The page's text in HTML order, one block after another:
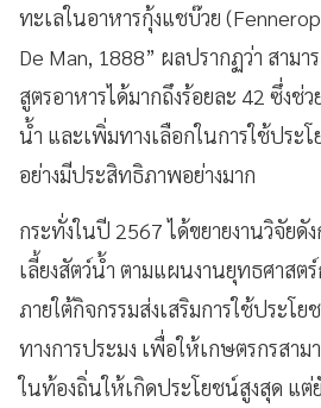
ทะเลในอาหารกุ้งแชบ๊วย
De Man, 1888” ผลปรากฏว่า สาม
สูตรอาหารได้มากถึงร้อยละ 42 ซึ่งช่
น้ำ และเพิ่มทางเลือกในการใช้ประ
อย่างมีประสิทธิภาพอย่างมาก
กระทั่งในปี 2567 ได้ขยายงานวิจัยดั
เลี้ยงสัตว์น้ำ ตามแผนงานยุทธศาสตร์
ภายใต้กิจกรรมส่งเสริมการใช้ประโ
ทางการประมง เพื่อให้เกษตรกรสา
ในท้องถิ่นให้เกิดประโยชน์สูงสุด แต่